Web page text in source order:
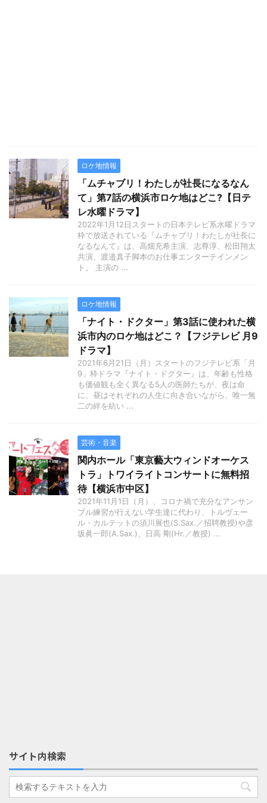
ロケ地情報
「ムチャブリ！わたしが社長になるなん
て」第7話の横浜市ロケ地はどこ?【日テ
レ水曜ドラマ】
2022年1月12日スタートの日本テレビ系水曜ドラマ
枠で放送されている『ムチャブリ！わたしが社長に
なるなんて』は、高畑充希主演、志尊淳、松田翔太
共演、渡邉真子脚本のお仕事エンターテインメン
ト。 主演の ...
ロケ地情報
「ナイト・ドクター」第3話に使われた横
浜市内のロケ地はどこ？【フジテレビ 月9
ドラマ】
2021年6月21日（月）スタートのフジテレビ系「月
9」枠ドラマ『ナイト・ドクター』は、年齢も性格
も価値観も全く異なる5人の医師たちが、夜は命
に、昼はそれぞれの人生に向き合いながら、唯一無
二の絆を紡い ...
芸術・音楽
関内ホール「東京藝大ウィンドオーケス
トラ」トワイライトコンサートに無料招
待【横浜市中区】
2021年11月1日（月）、コロナ禍で充分なアンサン
ブル練習が行えない学生達に代わり、トルヴェー
ル・カルテットの須川展也(S.Sax.／招聘教授)や彦
坂眞一郎(A.Sax.)、日高 剛(Hr.／教授) ...
サイト内検索